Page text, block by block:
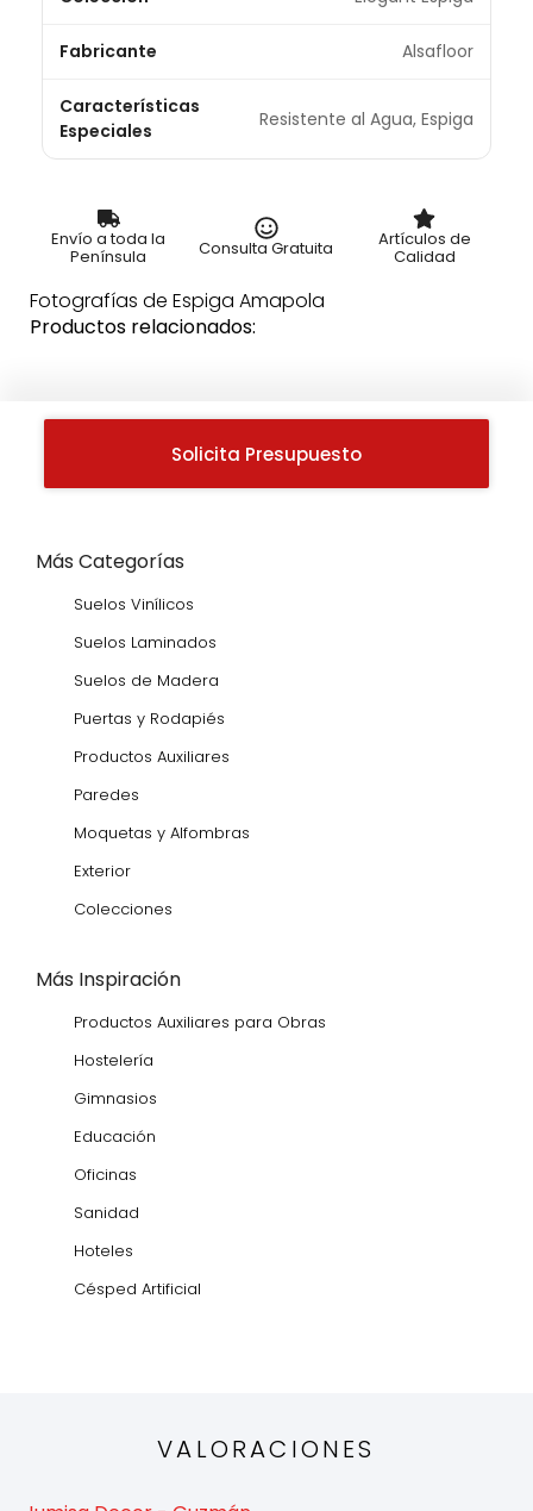
Fabricante Alsafloor
Características
Especiales
Resistente al Agua, Espiga
Envío a toda la
Península Consulta Gratuita Artículos de
Calidad
Fotografías de Espiga Amapola
Productos relacionados:
Solicita Presupuesto
Más Categorías
Suelos Vinílicos
Suelos Laminados
Suelos de Madera
Puertas y Rodapiés
Productos Auxiliares
Paredes
Moquetas y Alfombras
Exterior
Colecciones
Más Inspiración
Productos Auxiliares para Obras
Hostelería
Gimnasios
Educación
Oficinas
Sanidad
Hoteles
Césped Artificial
VALORACIONES